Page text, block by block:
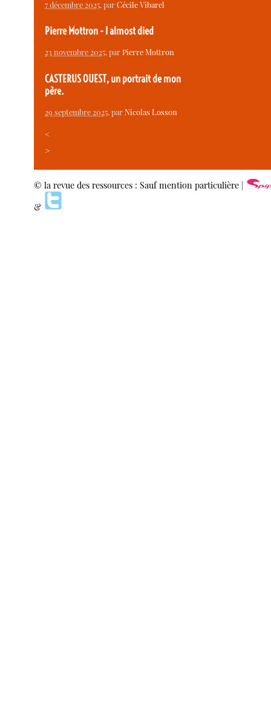
7 décembre 2025, parCécile Vibarel
Pierre Mottron - I almost died
23 novembre 2025, parPierre Mottron
CASTERUS OUEST, un portrait de mon
père.
29 septembre 2025, parNicolas Losson
<
>
© la revue des ressources : Sauf mention particulière |
&